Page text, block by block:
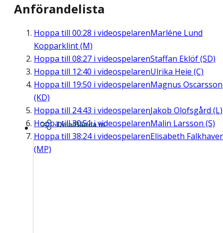
Anförandelista
Hoppa till 00:28 i videospelarenMarléne Lund
Kopparklint (M)
Hoppa till 08:27 i videospelarenStaffan Eklöf (SD)
Hoppa till 12:40 i videospelarenUlrika Heie (C)
Hoppa till 19:50 i videospelarenMagnus Oscarsson
(KD)
Hoppa till 24:43 i videospelarenJakob Olofsgård (L)
Hoppa till30:51i videospelarenMalin Larsson (S)
Hoppa till 38:24i videospelarenElisabeth
(MP)
Dela/Bädda in